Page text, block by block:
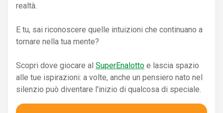
realtà.
E tu, sai riconoscere quelle intuizioni che continuano a
tornare nella tua mente?
Scopri dove giocare al SuperEnalotto e lascia spazio
alle tue ispirazioni: a volte, anche un pensiero nato nel
silenzio può diventare l'inizio di qualcosa di speciale.